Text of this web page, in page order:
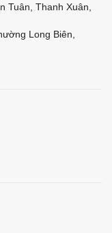
Tuân, Thanh Xuân,
Long Biên,